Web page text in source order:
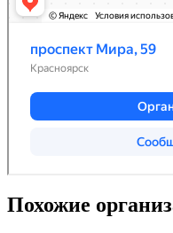
Похожие